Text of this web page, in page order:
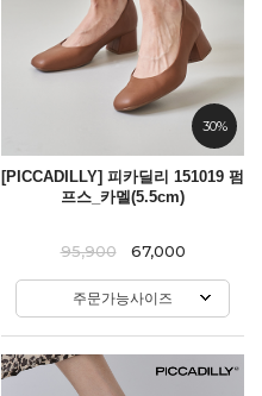
30%
[PICCADILLY] 피카딜리 151019 펌
프스_카멜(5.5cm)
95,900 67,000
주문가능사이즈